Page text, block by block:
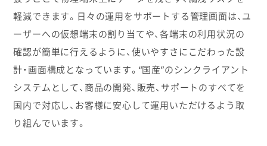
軽減できます。日々の運用をサポートする管理画面は、ユ
ーザーへの仮想端末の割り当てや、各端末の利用状況の
確認が簡単に行えるように、使いやすさにこだわった設
計・画面構成となっています。“国産”のシンクライアント
システムとして、商品の開発、販売、サポートのすべてを
国内で対応し、お客様に安心して運用いただけるよう取
り組んでいます。